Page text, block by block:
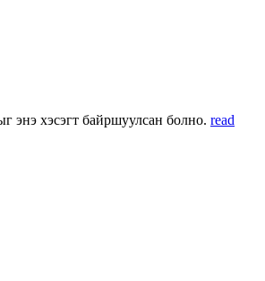
энэ хэсэгт байршуулсан болно. read